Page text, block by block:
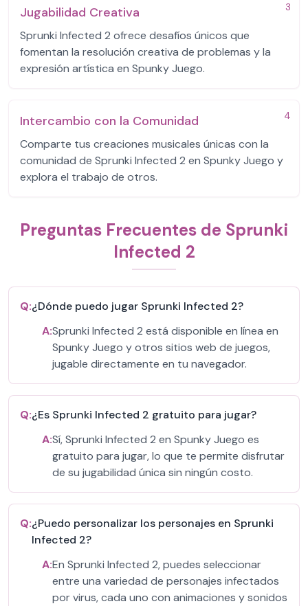
3
Jugabilidad Creativa
Sprunki Infected 2 ofrece desafíos únicos que
fomentan la resolución creativa de problemas y la
expresión artística en Spunky Juego.
4
Intercambio con la Comunidad
Comparte tus creaciones musicales únicas con la
comunidad de Sprunki Infected 2 en Spunky Juego y
explora el trabajo de otros.
Preguntas Frecuentes de Sprunki
Infected 2
Q:¿Dónde puedo jugar Sprunki Infected 2?
A:Sprunki Infected 2 está disponible en línea en
Spunky Juego y otros sitios web de juegos,
jugable directamente en tu navegador.
Q:¿Es Sprunki Infected 2 gratuito para jugar?
A:Sí, Sprunki Infected 2 en Spunky Juego es
gratuito para jugar, lo que te permite disfrutar
de su jugabilidad única sin ningún costo.
Q:¿Puedo personalizar los personajes en Sprunki
Infected 2?
A:En Sprunki Infected 2, puedes seleccionar
entre una variedad de personajes infectados
por virus, cada uno con animaciones y sonidos